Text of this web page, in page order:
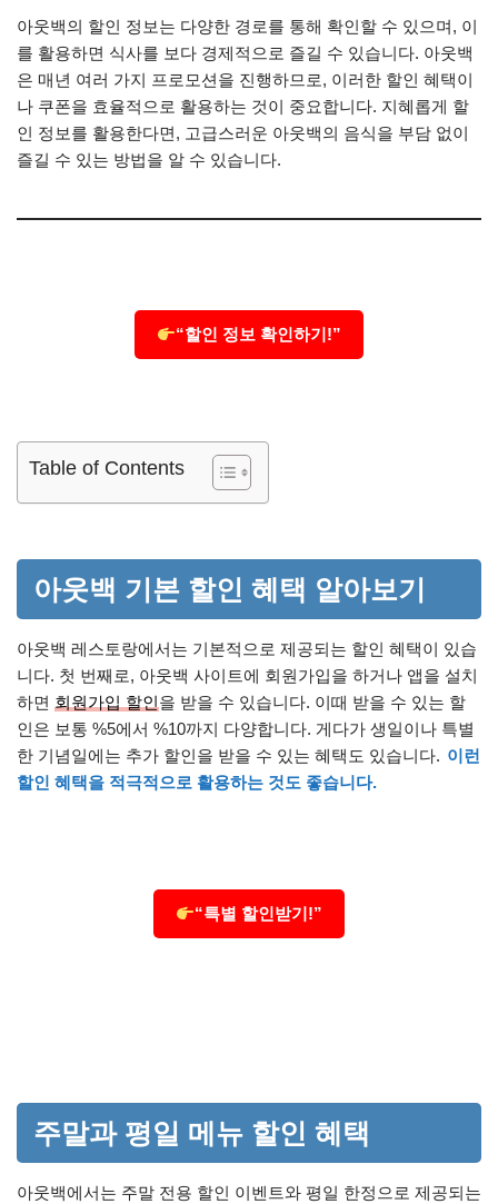
아웃백의 할인 정보는 다양한 경로를 통해 확인할 수 있으며, 이
를 활용하면 식사를 보다 경제적으로 즐길 수 있습니다. 아웃백
은 매년 여러 가지 프로모션을 진행하므로, 이러한 할인 혜택이
나 쿠폰을 효율적으로 활용하는 것이 중요합니다. 지혜롭게 할
인 정보를 활용한다면, 고급스러운 아웃백의 음식을 부담 없이
즐길 수 있는 방법을 알 수 있습니다.
“할인 정보 확인하기!”
Table of Contents
아웃백 기본 할인 혜택 알아보기
아웃백 레스토랑에서는 기본적으로 제공되는 할인 혜택이 있습
니다. 첫 번째로, 아웃백 사이트에 회원가입을 하거나 앱을 설치
하면 회원가입 할인을 받을 수 있습니다. 이때 받을 수 있는 할
인은 보통 %5에서 %10까지 다양합니다. 게다가 생일이나 특별
한 기념일에는 추가 할인을 받을 수 있는 혜택도 있습니다. 이런
할인 혜택을 적극적으로 활용하는 것도 좋습니다.
“특별 할인받기!”
주말과 평일 메뉴 할인 혜택
아웃백에서는 주말 전용 할인 이벤트와 평일 한정으로 제공되는